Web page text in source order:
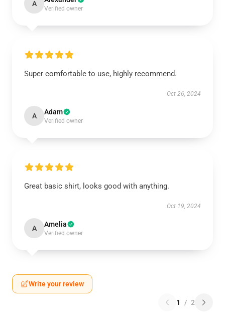
A
Verified owner
Super comfortable to use, highly recommend.
Oct 26, 2024
A Adam
Verified owner
Great basic shirt, looks good with anything.
Oct 19, 2024
A Amelia
Verified owner
Write your review
1 / 2